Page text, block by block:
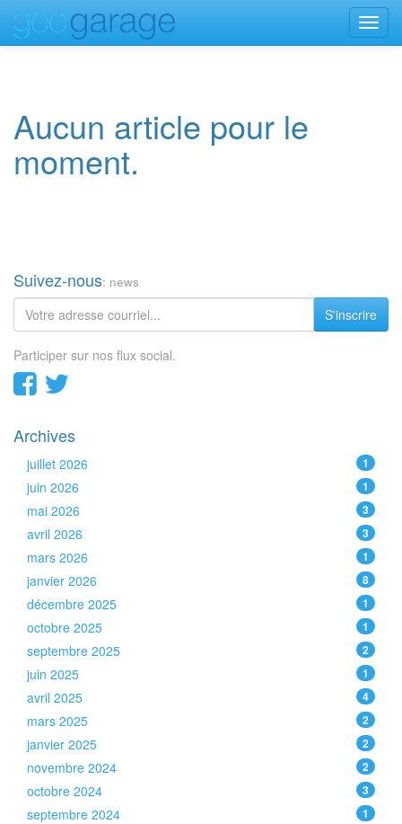
Aucun article pour le
moment.
Suivez-nous: news
S'inscrire
Participer sur nos flux social.
Archives
juillet 2026 1
juin 2026 1
mai 2026 3
avril 2026 3
mars 2026 1
janvier 2026 8
décembre 2025 1
octobre 2025 1
septembre 2025 2
juin 2025 1
avril 2025 4
mars 2025 2
janvier 2025 2
novembre 2024 2
octobre 2024 3
septembre 2024 1